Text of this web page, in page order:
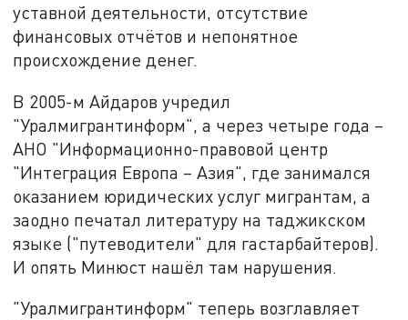
уставной деятельности, отсутствие
финансовых отчётов и непонятное
происхождение денег.
В 2005-м Айдаров учредил
"Уралмигрантинформ", а через четыре года –
АНО "Информационно-правовой центр
"Интеграция Европа – Азия", где занимался
оказанием юридических услуг мигрантам, а
заодно печатал литературу на таджикском
языке ("путеводители" для гастарбайтеров).
И опять Минюст нашёл там нарушения.
"Уралмигрантинформ" теперь возглавляет